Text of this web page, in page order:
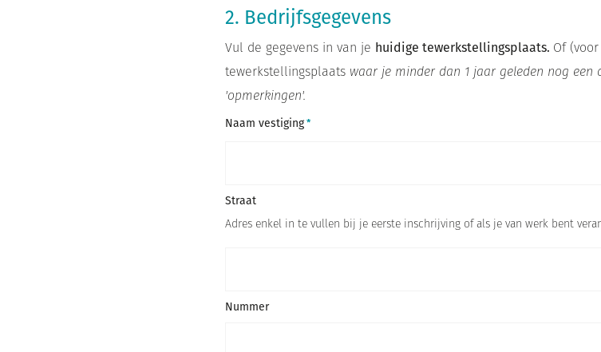
2. Bedrijfsgegevens
Vul de gegevens in van je huidige tewerkstellingsplaats. Of
tewerkstellingsplaats waar je minder dan 1 jaar geleden nog
'opmerkingen'.
Naam vestiging
Straat
Adres enkel in te vullen bij je eerste inschrijving of als je van werk bent
Nummer